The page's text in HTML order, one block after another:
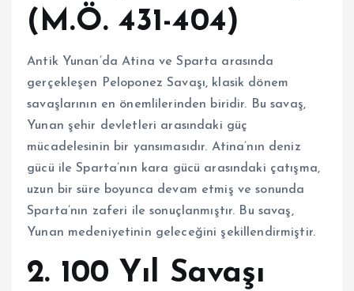
(M.Ö. 431-404)
Antik Yunan’da Atina ve Sparta arasında
gerçekleşen Peloponez Savaşı, klasik dönem
savaşlarının en önemlilerinden biridir. Bu savaş,
Yunan şehir devletleri arasındaki güç
mücadelesinin bir yansımasıdır. Atina’nın deniz
gücü ile Sparta’nın kara gücü arasındaki çatışma,
uzun bir süre boyunca devam etmiş ve sonunda
Sparta’nın zaferi ile sonuçlanmıştır. Bu savaş,
Yunan medeniyetinin geleceğini şekillendirmiştir.
2. 100 Yıl Savaşı